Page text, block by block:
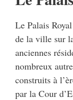
Le Palais
de la ville sur
anciennes
nombreux
construits à
par la Cour